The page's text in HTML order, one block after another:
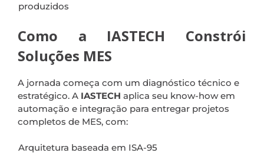
produzidos
Como a IASTECH Constrói
Soluções MES
A jornada começa com um diagnóstico técnico e
estratégico. A IASTECH aplica seu know-how em
automação e integração para entregar projetos
completos de MES, com:
Arquitetura baseada em ISA-95